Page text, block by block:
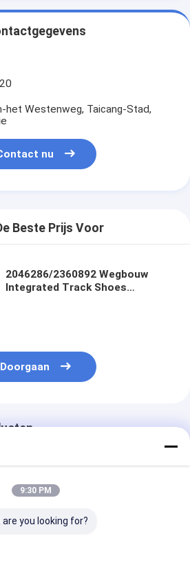
het Westenweg, Taicang-Stad,
nu
Beste Prijs Voor
2046286/2360892 Wegbouw
Integrated Track Shoes
Doorgaan
9:30 PM
you looking for?